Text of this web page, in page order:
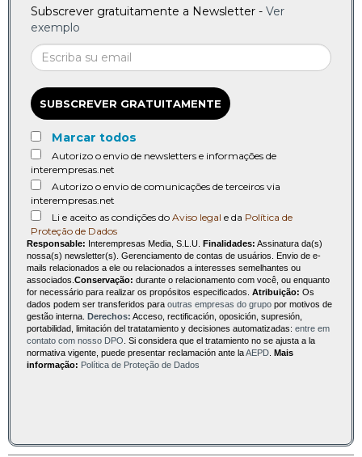
Subscrever gratuitamente a Newsletter - Ver
exemplo
SUBSCREVER GRATUITAMENTE
Marcar todos
Autorizo o envio de newsletters e informações de
interempresas.net
Autorizo o envio de comunicações de terceiros via
interempresas.net
Li e aceito as condições do Aviso legal e da Política de
Proteção de Dados
Responsable: Interempresas Media, S.L.U. Finalidades: Assinatura da(s)
nossa(s) newsletter(s). Gerenciamento de contas de usuários. Envio de e-
mails relacionados a ele ou relacionados a interesses semelhantes ou
associados. Conservação: durante o relacionamento com você, ou enquanto
for necessário para realizar os propósitos especificados. Atribuição: Os
dados podem ser transferidos para outras empresas do grupo por motivos de
gestão interna. Derechos: Acceso, rectificación, oposición, supresión,
portabilidad, limitación del tratatamiento y decisiones automatizadas: entre em
contato com nosso DPO . Si considera que el tratamiento no se ajusta a la
normativa vigente, puede presentar reclamación ante laAEPD Mais
informação: Política de Proteção de Dados